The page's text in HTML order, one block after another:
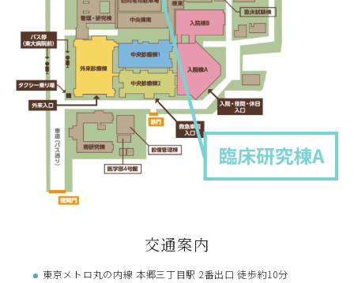
交通案内
東京メトロ丸の内線 本郷三丁目駅 2番出口 徒歩約10分